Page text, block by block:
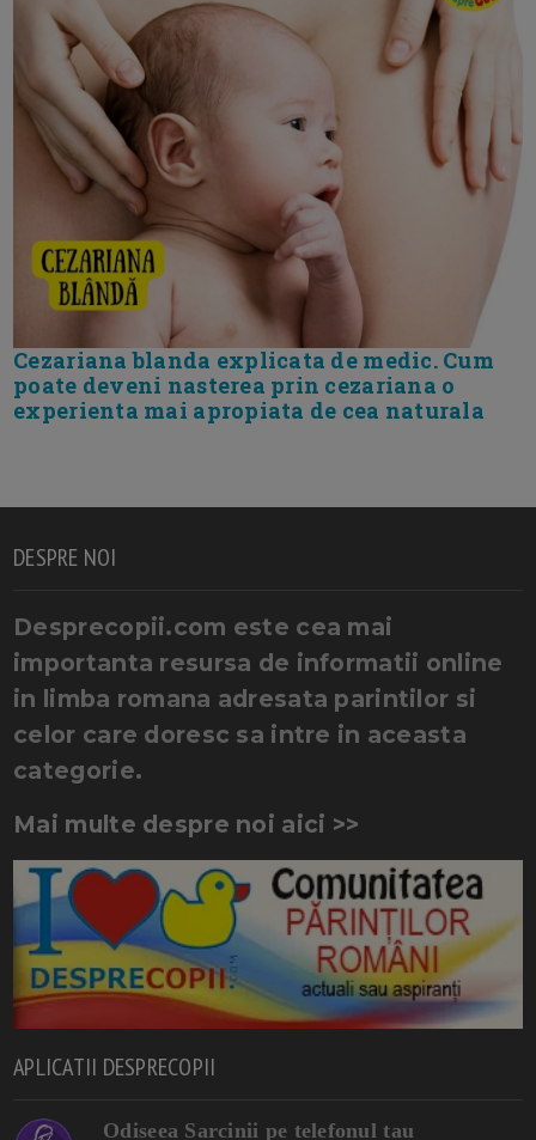
Cezariana blanda explicata de medic. Cum
poate deveni nasterea prin cezariana o
experienta mai apropiata de cea naturala
DESPRE NOI
Desprecopii.com este cea mai
importanta resursa de informatii online
in limba romana adresata parintilor si
celor care doresc sa intre in aceasta
categorie.
Mai multe despre noi aici >>
APLICATII DESPRECOPII
Odiseea Sarcinii pe telefonul tau